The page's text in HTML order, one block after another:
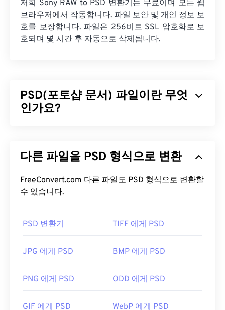
저희 Sony RAW to PSD 변환기는 무료이며 모든 웹
브라우저에서 작동합니다. 파일 보안 및 개인 정보 보
호를 보장합니다. 파일은 256비트 SSL 암호화로 보
호되며 몇 시간 후 자동으로 삭제됩니다.
PSD(포토샵 문서) 파일이란 무엇
인가요?
PSD는 이미지와 그에 상응하는 레이어,벡터 패스 ,
니다! PSD를 사용하면 파일 정보를 접근 가능한 형식
으로 유지하면서 이미지나 그래픽 디자인의 개별 구
니다.
PSD 파일을 어떻게 여나요?
PSD 파일을 여는 데 가장 많이 사용되는 프로그램은
Adobe Photoshop입니다. Adobe 제품의 무료 대안
다른 파일을 PSD 형식으로 변환
FreeConvert.com 다른 파일도 PSD 형식으로 변환할
수 있습니다.
PSD 변환기 TIFF 에게 PSD
JPG 에게 PSD BMP 에게 PSD
PNG 에게 PSD ODD 에게 PSD
GIF 에게 PSD WebP 에게 PSD